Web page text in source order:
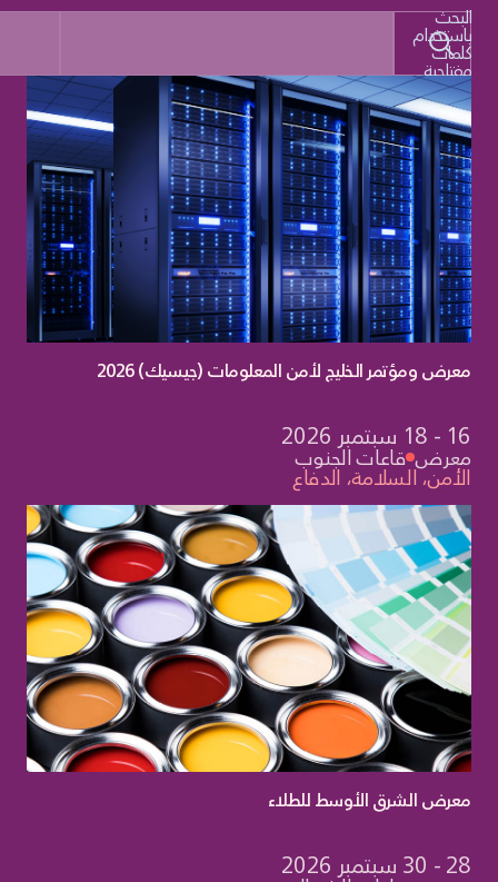
البحث
باستخدام
كلمات
مفتاحية
معرض ومؤتمر الخليج لأمن المعلومات (جيسيك) 2026
16 - 18 سبتمبر 2026
معرض قاعات الجنوب
الأمن، السلامة، الدفاع
معرض الشرق الأوسط للطلاء
28 - 30 سبتمبر 2026